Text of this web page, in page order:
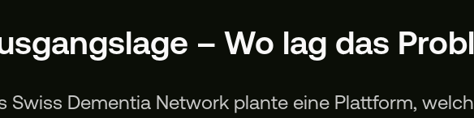
– Wo lag das
Swiss Dementia Network plante eine Plattform,